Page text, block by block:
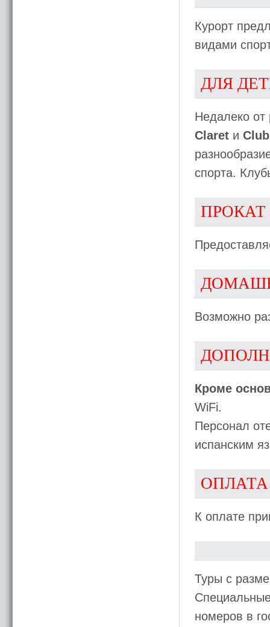
Курорт
видами
ДЛЯ
Недалеко от
Claret и
спорта.
ПРОКАТ
Возможно
Кроме
WiFi.
Персонал
испанским
ОПЛАТА
К оплате
Туры с
номеров в